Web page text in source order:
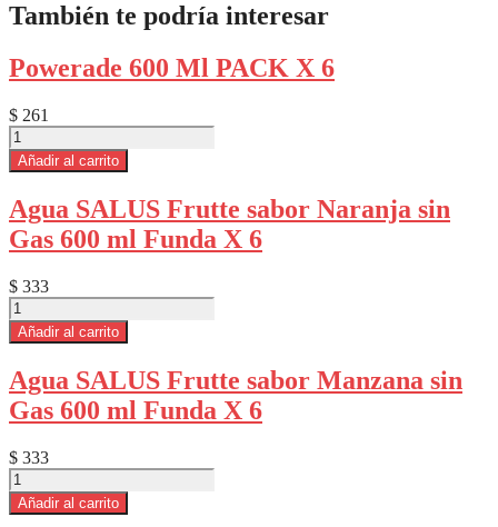
También te podría interesar
Powerade 600 Ml PACK X 6
$ 261
Powerade
600
Ml
X
6
cantidad
Añadir al carrito
Agua SALUS Frutte sabor Naranja sin
Gas 600 ml Funda X 6
$ 333
Agua
SALUS
Frutte
Naranja
sin
Gas
ml
Funda
X
Añadir al carrito
Agua SALUS Frutte sabor Manzana sin
Gas 600 ml Funda X 6
$ 333
Agua
SALUS
Frutte
Añadir al carrito